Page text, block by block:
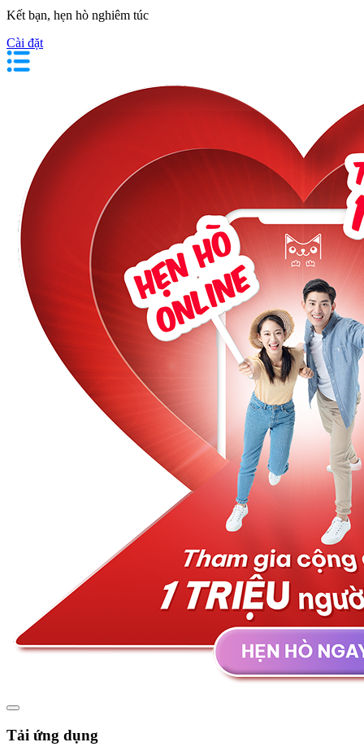
Kết bạn, hẹn hò nghiêm túc
Cài đặt
Tải ứng dụng